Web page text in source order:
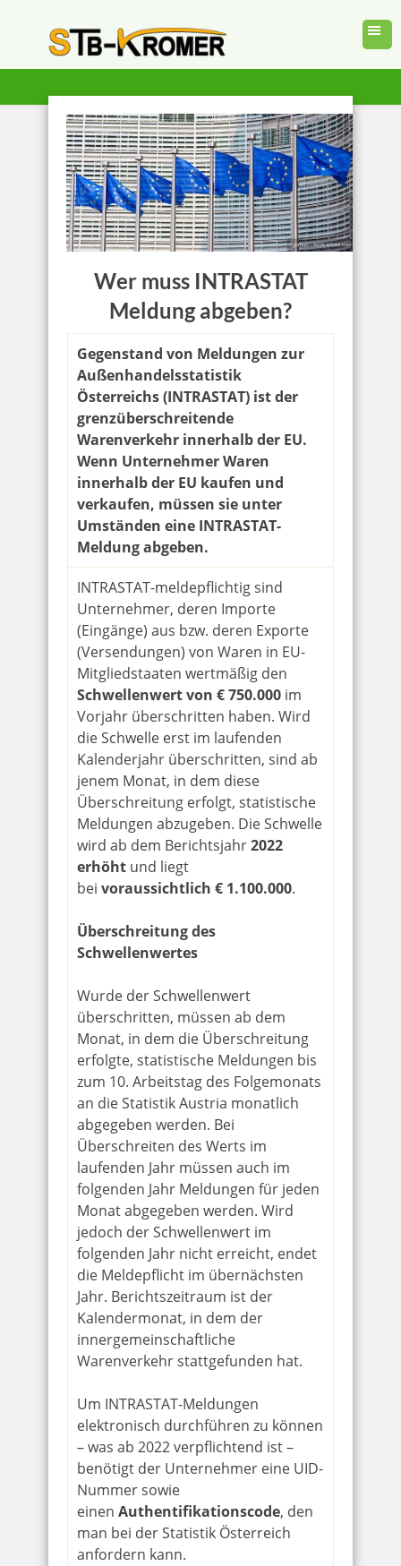
Wer muss INTRASTAT
Meldung abgeben?
Gegenstand von Meldungen zur
Außenhandelsstatistik
Österreichs (INTRASTAT) ist der
grenzüberschreitende
Warenverkehr innerhalb der EU.
Wenn Unternehmer Waren
innerhalb der EU kaufen und
verkaufen, müssen sie unter
Umständen eine INTRASTAT-
Meldung abgeben.
INTRASTAT-meldepflichtig sind
Unternehmer, deren Importe
(Eingänge) aus bzw. deren Exporte
(Versendungen) von Waren in EU-
Mitgliedstaaten wertmäßig den
Schwellenwert von € 750.000 im
Vorjahr überschritten haben. Wird
die Schwelle erst im laufenden
Kalenderjahr überschritten, sind ab
jenem Monat, in dem diese
Überschreitung erfolgt, statistische
Meldungen abzugeben. Die Schwelle
wird ab dem Berichtsjahr2022
erhöht und liegt
bei voraussichtlich € 1.100.000.
Überschreitung des
Schwellenwertes
Wurde der Schwellenwert
überschritten, müssen ab dem
Monat, in dem die Überschreitung
erfolgte, statistische Meldungen bis
zum 10. Arbeitstag des Folgemonats
an die Statistik Austria monatlich
abgegeben werden. Bei
Überschreiten des Werts im
laufenden Jahr müssen auch im
folgenden Jahr Meldungen für jeden
Monat abgegeben werden. Wird
jedoch der Schwellenwert im
folgenden Jahr nicht erreicht, endet
die Meldepflicht im übernächsten
Jahr. Berichtszeitraum ist der
Kalendermonat, in dem der
innergemeinschaftliche
Warenverkehr stattgefunden hat.
Um INTRASTAT-Meldungen
elektronisch durchführen zu können
– was ab 2022 verpflichtend ist –
benötigt der Unternehmer eine UID-
Nummer sowie
einen Authentifikationscode, den
man bei der Statistik Österreich
anfordern kann.